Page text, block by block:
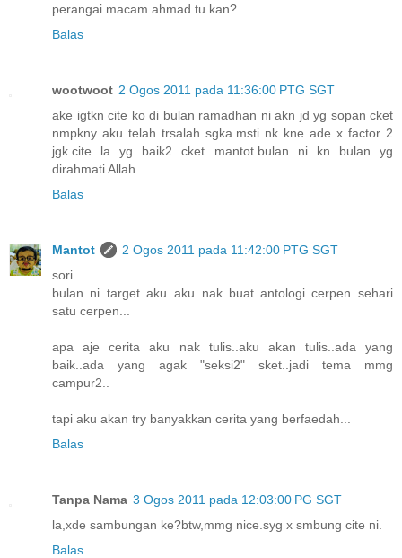
perangai macam ahmad tu kan?
Balas
wootwoot 2 Ogos 2011 pada 11:36:00 PTG SGT
ake igtkn cite ko di bulan ramadhan ni akn jd yg sopan cket
nmpkny aku telah trsalah sgka.msti nk kne ade x factor 2
jgk.cite la yg baik2 cket mantot.bulan ni kn bulan yg
dirahmati Allah.
Balas
Mantot
2 Ogos 2011 pada 11:42:00 PTG SGT
sori...
bulan ni..target aku..aku nak buat antologi cerpen..sehari
satu cerpen...
apa aje cerita aku nak tulis..aku akan tulis..ada yang
baik..ada yang agak "seksi2" sket..jadi tema mmg
campur2..
tapi aku akan try banyakkan cerita yang berfaedah...
Balas
Tanpa Nama 3 Ogos 2011 pada 12:03:00 PG SGT
la,xde sambungan ke?btw,mmg nice.syg x smbung cite ni.
Balas